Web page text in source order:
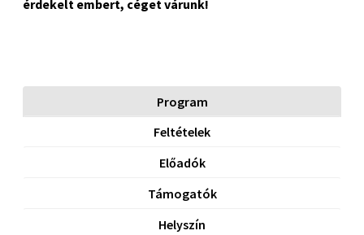
érdekelt embert, céget várunk!
Program
Feltételek
Előadók
Támogatók
Helyszín